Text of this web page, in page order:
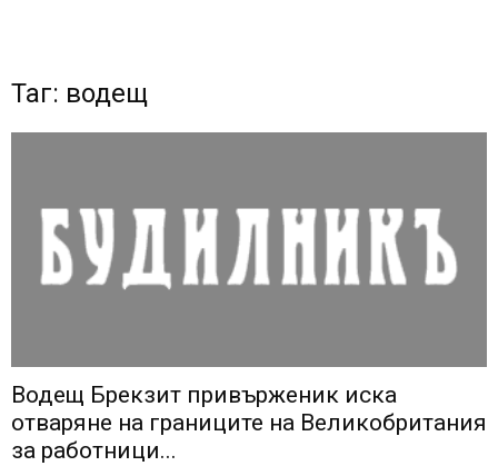
Таг: водещ
Водещ Брекзит привърженик иска
отваряне на границите на Великобритания
за работници...